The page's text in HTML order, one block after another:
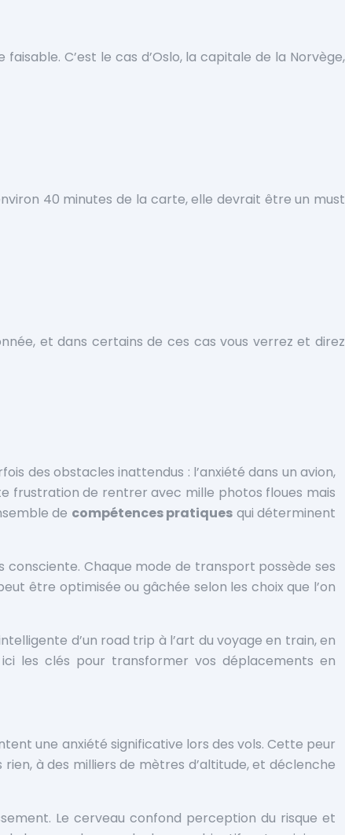
C’est le cas d’Oslo, la capitale de la Norvège,
40 minutes de la carte, elle devrait être un must
et dans certains de ces cas vous verrez et direz
des obstacles inattendus : l’anxiété dans un avion,
frustration de rentrer avec mille photos floues mais
de compétences pratiques qui déterminent
Chaque mode de transport possède ses
être optimisée ou gâchée selon les choix que l’on
d’un road trip à l’art du voyage en train, en
les clés pour transformer vos déplacements en
une anxiété significative lors des vols. Cette peur
à des milliers de mètres d’altitude, et déclenche
Le cerveau confond perception du risque et